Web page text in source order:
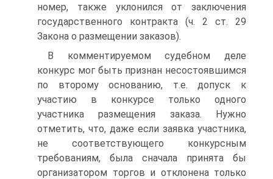
номер, также уклонился от заключения
государственного контракта (ч. 2 ст. 29
Закона о размещении заказов).
В комментируемом судебном деле
конкурс мог быть признан несостоявшимся
по второму основанию, т.е. допуск к
участию в конкурсе только одного
участника размещения заказа. Нужно
отметить, что, даже если заявка участника,
не соответствующего конкурсным
требованиям, была сначала принята бы
организатором торгов и отклонена только